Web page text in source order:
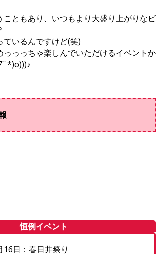
こともあり、いつもより大盛り上がりなビ
いるんですけど(笑)
っっっちゃ楽しんでいただけるイベントか
*)o)))♪
恒例イベント
16日：春日井祭り